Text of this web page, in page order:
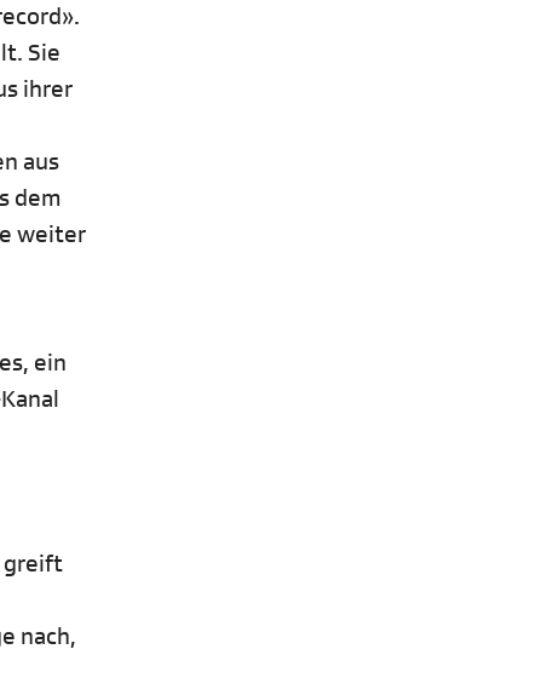
Sie
ihrer
aus
dem
weiter
ein
greift
nach,